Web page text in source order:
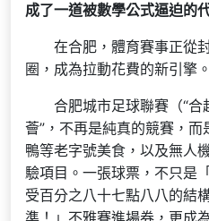
成了一道被數學公式逼迫的
在合肥，體育賽事正從
圈，成為拉動花費的新引擎。
合肥城市足球聯賽（“合
薈”，不再是純真的競賽，
鴨等老字號美食，以及無人
驗項目。一張球票，不只是
受百分之八十七點八八的結
準！」不雅賽進場券，更成